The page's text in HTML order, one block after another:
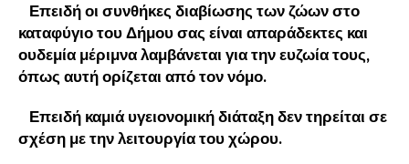
Επειδή οι συνθήκες διαβίωσης των ζώων στο
καταφύγιο του Δήμου σας είναι απαράδεκτες και
ουδεμία μέριμνα λαμβάνεται για την ευζωία τους,
όπως αυτή ορίζεται από τον νόμο.
Επειδή καμιά υγειονομική διάταξη δεν τηρείται σε
σχέση με την λειτουργία του χώρου.